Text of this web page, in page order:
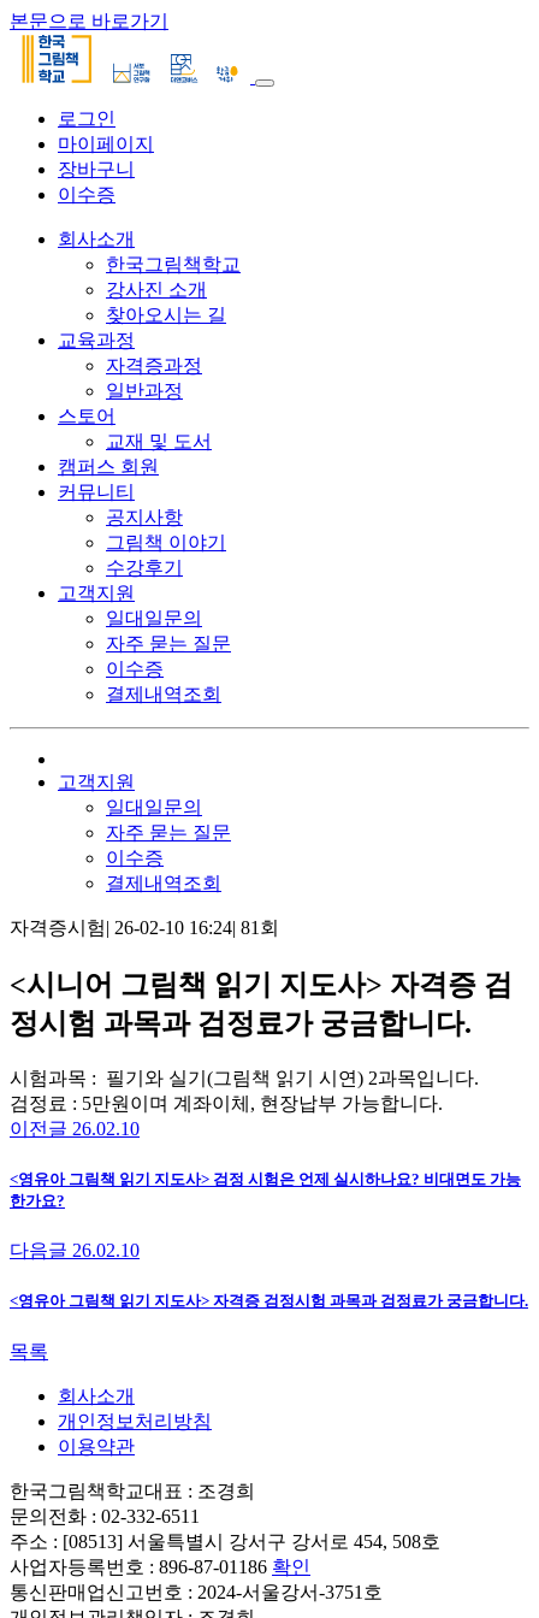
본문으로 바로가기
로그인
마이페이지
장바구니
이수증
회사소개
한국그림책학교
강사진 소개
찾아오시는 길
교육과정
자격증과정
일반과정
스토어
교재 및 도서
캠퍼스 회원
커뮤니티
공지사항
그림책 이야기
수강후기
고객지원
일대일문의
자주 묻는 질문
이수증
결제내역조회
고객지원
일대일문의
자주 묻는 질문
이수증
결제내역조회
자격증시험| 26-02-10 16:24| 81회
<시니어 그림책 읽기 지도사> 자격증 검
정시험 과목과 검정료가 궁금합니다.
시험과목 : 필기와 실기(그림책 읽기 시연) 2과목입니다.
검정료 : 5만원이며 계좌이체, 현장납부 가능합니다.
이전글 26.02.10
<영유아 그림책 읽기 지도사> 검정 시험은 언제 실시하나요? 비대면도 가능
한가요?
다음글 26.02.10
<영유아 그림책 읽기 지도사> 자격증 검정시험 과목과 검정료가 궁금합니다.
목록
회사소개
개인정보처리방침
이용약관
한국그림책학교대표 : 조경희
문의전화 : 02-332-6511
주소 : [08513] 서울특별시 강서구 강서로 454, 508호
사업자등록번호 : 896-87-01186 확인
통신판매업신고번호 : 2024-서울강서-3751호